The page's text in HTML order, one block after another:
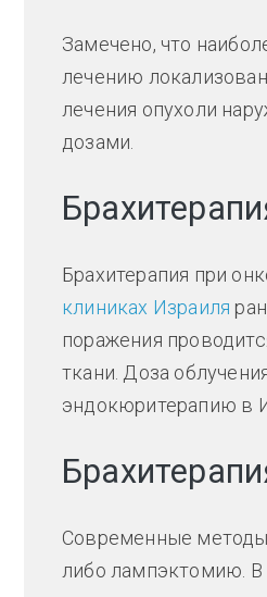
Замечено, что
лечению
лечения опухоли
дозами.
Брахитерапия при
клиниках Израиля
поражения
ткани. Доза
эндокюритерапию в
Современные
либо лампэктомию.